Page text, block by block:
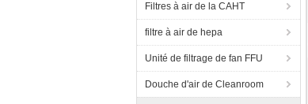
Filtres à air de la CAHT
filtre à air de hepa
Unité de filtrage de fan FFU
Douche d'air de Cleanroom